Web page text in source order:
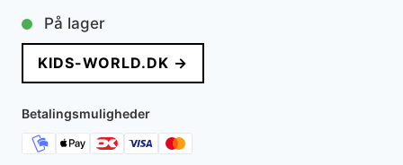
oprindelige
pris
var:
200 kr..
pris
er:
På lager
KIDS-WORLD.DK →
Betalingsmuligheder